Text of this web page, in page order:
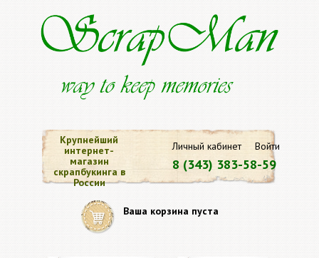
Личный кабинет Войти
8 (343) 383-58-59
Крупнейший
интернет-
магазин
скрапбукинга в
России
Ваша корзина пуста